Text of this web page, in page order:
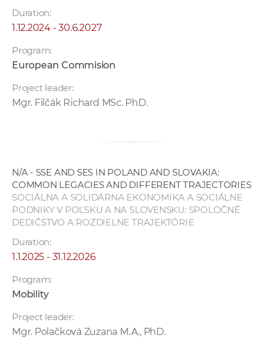
Duration:
1.12.2024 - 30.6.2027
Program:
European Commision
Project leader:
Mgr. Filčák Richard MSc. PhD.
N/A - SSE AND SES IN POLAND AND SLOVAKIA:
COMMON LEGACIES AND DIFFERENT TRAJECTORIES
SOCIÁLNA A SOLIDÁRNA EKONOMIKA A SOCIÁLNE
PODNIKY V POĽSKU A NA SLOVENSKU: SPOLOČNÉ
DEDIČSTVO A ROZDIELNE TRAJEKTÓRIE
Duration:
1.1.2025 - 31.12.2026
Program:
Mobility
Project leader:
Mgr. Polačková Zuzana M.A., PhD.